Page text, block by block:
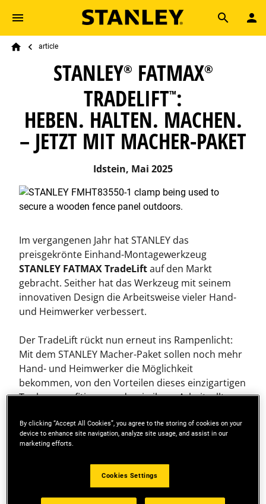
Skip to main content
Search
Breadcrumb
article
STANLEY® FATMAX®
TRADELIFT™:
HEBEN. HALTEN. MACHEN.
– JETZT MIT MACHER-PAKET
Idstein, Mai 2025
Im vergangenen Jahr hat STANLEY das
preisgekrönte Einhand-Montagewerkzeug
STANLEY FATMAX TradeLiftauf den Markt
gebracht. Seither hat das Werkzeug mit seinem
innovativen Design die Arbeitsweise vieler Hand-
und Heimwerker verbessert.
Der TradeLift rückt nun erneut ins Rampenlicht:
Mit dem STANLEY Macher-Paket sollen noch mehr
Hand- und Heimwerker die Möglichkeit
bekommen, von den Vorteilen dieses einzigartigen
Tools zu profitieren und es in ihren Arbeitsalltag
Hand für Handwerker“ bietet der TradeLift eine
clevere Lösung für Aufgaben, die bislang oft den
kompakte und robuste Werkzeug ermöglicht es
Hand- und Heimwerkern, Lasten millimetergenau
zu heben, zu senken, zu spannen, auszurichten, zu
By clicking “Accept All Cookies”, you agree to the storing of cookies on your
device to enhance site navigation, analyze site usage, and assist in our
marketing efforts.
Cookies Settings